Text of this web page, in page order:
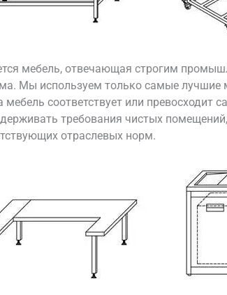
мебель, отвечающая строгим
Мы используем только самые
соответствует или превосходит
требования чистых помещений,
отраслевых норм.